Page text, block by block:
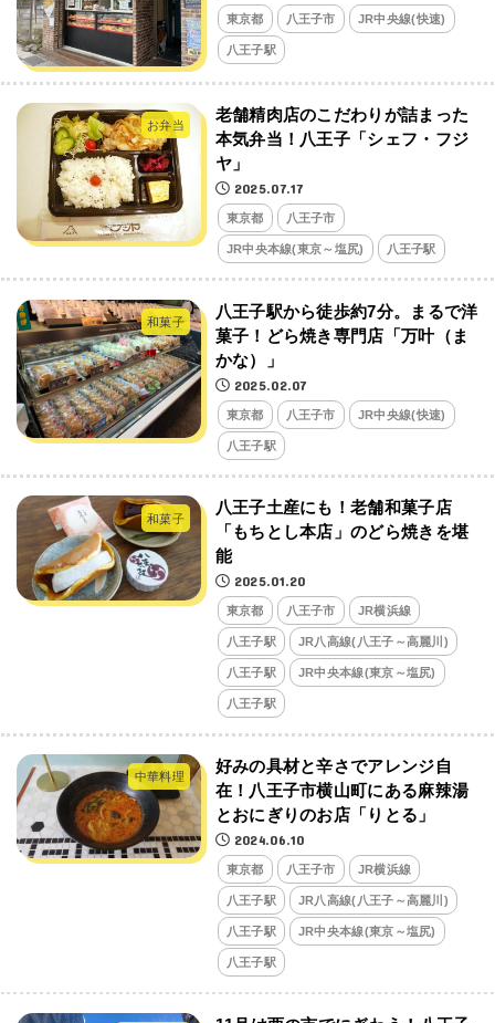
東京都 八王子市 JR中央線(快速)
八王子駅
お弁当
老舗精肉店のこだわりが詰まった
本気弁当！八王子「シェフ・フジ
ヤ」
2025.07.17
東京都 八王子市
JR中央本線(東京～塩尻) 八王子駅
和菓子
八王子駅から徒歩約7分。まるで洋
菓子！どら焼き専門店「万叶（ま
かな）」
2025.02.07
東京都 八王子市 JR中央線(快速)
八王子駅
和菓子
八王子土産にも！老舗和菓子店
「もちとし本店」のどら焼きを堪
能
2025.01.20
東京都 八王子市 JR横浜線
八王子駅 JR八高線(八王子～高麗川)
八王子駅 JR中央本線(東京～塩尻)
八王子駅
中華料理
好みの具材と辛さでアレンジ自
在！八王子市横山町にある麻辣湯
とおにぎりのお店「りとる」
2024.06.10
東京都 八王子市 JR横浜線
八王子駅 JR八高線(八王子～高麗川)
八王子駅 JR中央本線(東京～塩尻)
八王子駅